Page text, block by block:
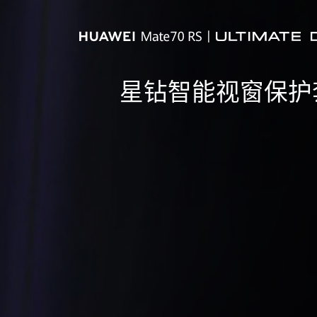
星钻智能视窗保